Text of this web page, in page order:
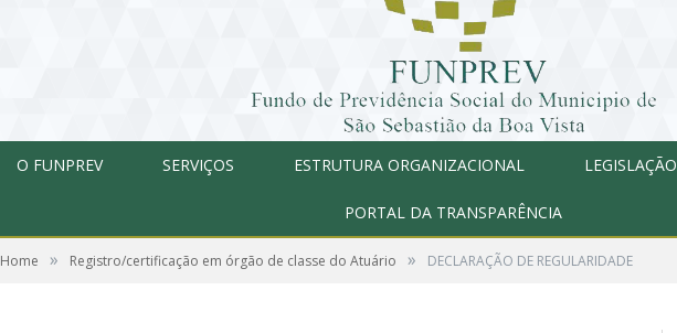
O FUNPREV SERVIÇOS ESTRUTURA ORGANIZACIONAL LEGISLAÇÃO
PORTAL DA TRANSPARÊNCIA
Home » Registro/certificação em órgão de classe do Atuário » DECLARAÇÃO DE REGULARIDADE